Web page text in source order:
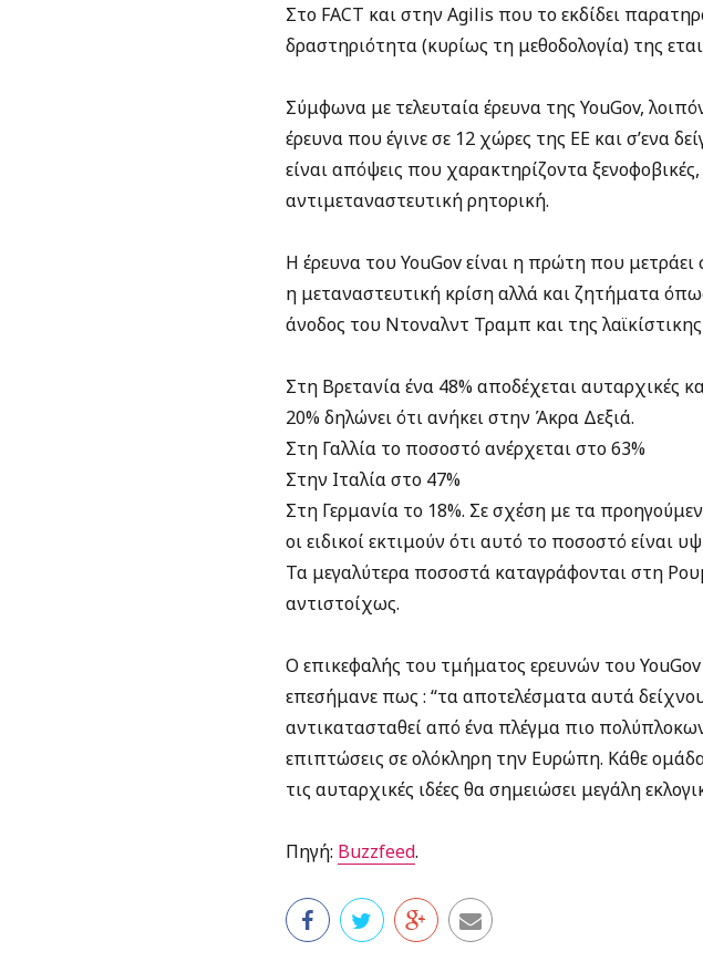
Στο FACT και στην Agilis που το εκδίδει
δραστηριότητα (κυρίως τη μεθοδολογία) της
Σύμφωνα με τελευταία έρευνα της YouGov,
έρευνα που έγινε σε 12 χώρες της ΕΕ και σ’ενα
είναι απόψεις που χαρακτηρίζοντα
αντιμεταναστευτική ρητορική.
Η έρευνα του YouGov είναι η πρώτη που
η μεταναστευτική κρίση αλλά και ζητήματα
άνοδος του Ντοναλντ Τραμπ και της
Στη Βρετανία ένα 48% αποδέχεται αυταρχικές
20% δηλώνει ότι ανήκει στην Άκρα Δεξιά.
Στη Γαλλία το ποσοστό ανέρχεται στο 63%
Στην Ιταλία στο 47%
Στη Γερμανία το 18%. Σε σχέση με τα
οι ειδικοί εκτιμούν ότι αυτό το ποσοστό είναι
Τα μεγαλύτερα ποσοστά καταγράφονται στη
αντιστοίχως.
Ο επικεφαλής του τμήματος ερευνών του
επεσήμανε πως : “τα αποτελέσματα αυτά
αντικατασταθεί από ένα πλέγμα πιο
επιπτώσεις σε ολόκληρη την Ευρώπη. Κάθε
τις αυταρχικές ιδέες θα σημειώσει μεγάλη
Πηγή: Buzzfeed.